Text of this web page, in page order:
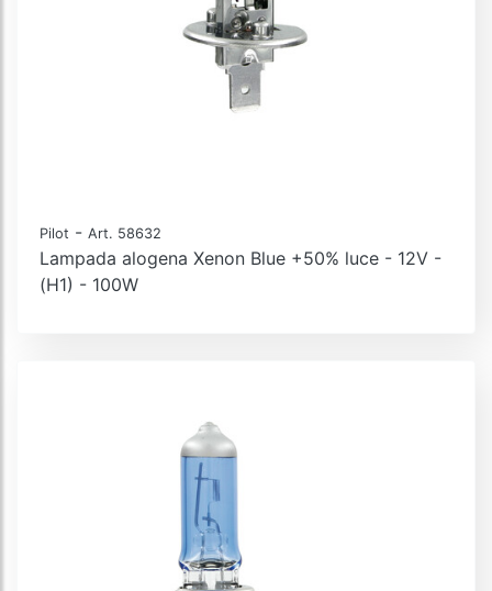
Pilot - Art. 58632
Lampada alogena Xenon Blue +50% luce - 12V -
(H1) - 100W